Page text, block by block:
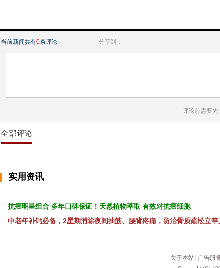
当前新闻共有0条评论 分享到：
评论前需要先
全部评论
实用资讯
抗癌明星组合 多年口碑保证！天然植物萃取 有效对抗癌细胞
中老年补钙必备，2星期消除夜间抽筋、腰背疼痛，防治骨质疏松立竿
关于本站
广告服